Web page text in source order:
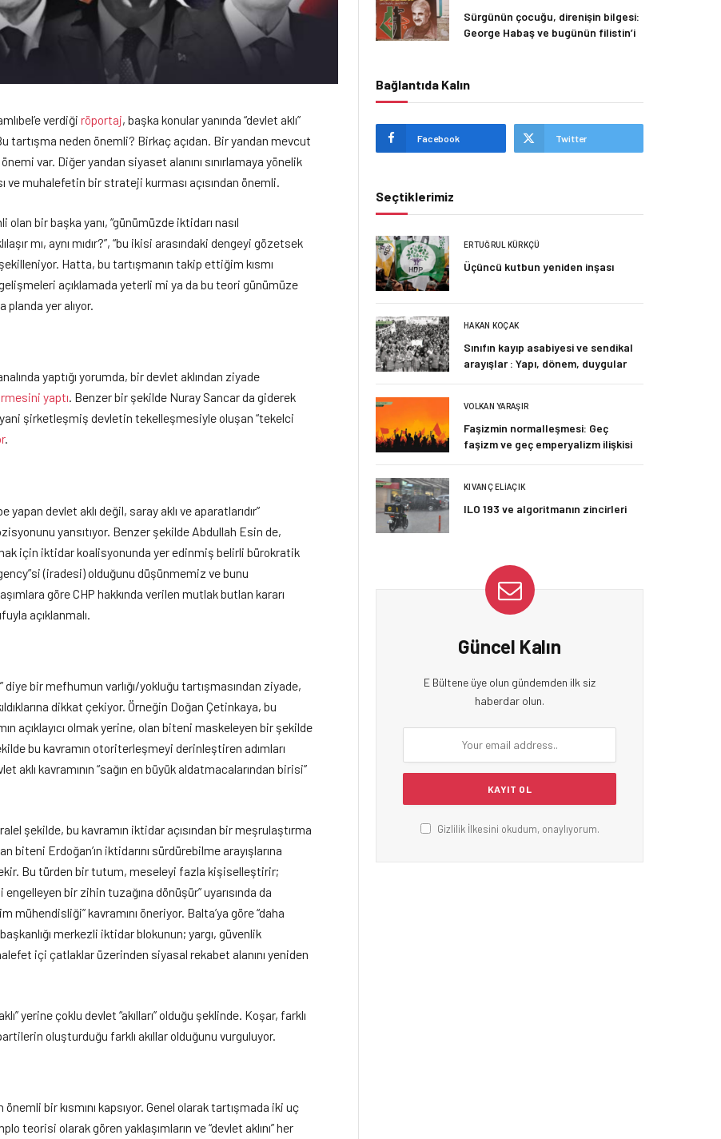
verdiğiröportaj, başka konular yanında “devlet aklı”
tartışma neden önemli? Birkaç açıdan. Bir yandan mevcut
var. Diğer yandan siyaset alanını sınırlamaya yönelik
ve muhalefetin bir strateji kurması açısından önemli.
bir başka yanı, “günümüzde iktidarı nasıl
mı, aynı mıdır?”, “bu ikisi arasındaki dengeyi gözetsek
Hatta, bu tartışmanın takip ettiğim kısmı
açıklamada yeterli mi ya da bu teori günümüze
planda yer alıyor.
yaptığı yorumda, bir devlet aklından ziyade
yaptı. Benzer bir şekilde Nuray Sancar da giderek
şirketleşmiş devletin tekelleşmesiyle oluşan “tekelci
.
devlet aklı değil, saray aklı ve aparatlarıdır”
yansıtıyor. Benzer şekilde Abdullah Esin de,
için iktidar koalisyonunda yer edinmiş belirli bürokratik
(iradesi) olduğunu düşünmemiz ve bunu
göre CHP hakkında verilen mutlak butlan kararı
açıklanmalı.
diye bir mefhumun varlığı/yokluğu tartışmasından ziyade,
dikkat çekiyor. Örneğin Doğan Çetinkaya, bu
açıklayıcı olmak yerine, olan biteni maskeleyen bir şekilde
bu kavramın otoriterleşmeyi derinleştiren adımları
aklı kavramının “sağın en büyük aldatmacalarından birisi”
şekilde, bu kavramın iktidar açısından bir meşrulaştırma
biteni Erdoğan’ın iktidarını sürdürebilme arayışlarına
Bu türden bir tutum, meseleyi fazla kişiselleştirir;
bir zihin tuzağına dönüşür” uyarısında da
mühendisliği” kavramını öneriyor. Balta’ya göre “daha
merkezli iktidar blokunun; yargı, güvenlik
içi çatlaklar üzerinden siyasal rekabet alanını yeniden
yerine çoklu devlet “akılları” olduğu şeklinde. Koşar, farklı
oluşturduğu farklı akıllar olduğunu vurguluyor.
bir kısmını kapsıyor. Genel olarak tartışmada iki uç
teorisi olarak gören yaklaşımların ve “devlet aklını” her
Sürgünün çocuğu, direnişin bilgesi:
George Habaş ve bugünün filistin’i
Bağlantıda Kalın
Facebook Twitter
Seçtiklerimiz
ERTUĞRUL KÜRKÇÜ
Üçüncü kutbun yeniden inşası
HAKAN KOÇAK
Sınıfın kayıp asabiyesi ve sendikal
arayışlar : Yapı, dönem, duygular
VOLKAN YARAŞIR
Faşizmin normalleşmesi: Geç
faşizm ve geç emperyalizm ilişkisi
KIVANÇ ELIAÇIK
ILO 193 ve algoritmanın zincirleri
Güncel Kalın
E Bültene üye olun gündemden ilk siz
haberdar olun.
Gizlilik İlkesini okudum, onaylıyorum.